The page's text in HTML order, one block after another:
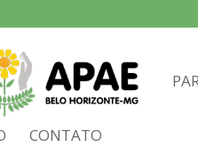
CONTATO